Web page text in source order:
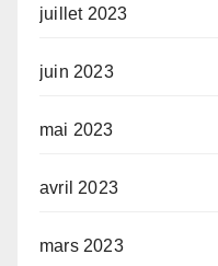
juillet 2023
juin 2023
mai 2023
avril 2023
mars 2023